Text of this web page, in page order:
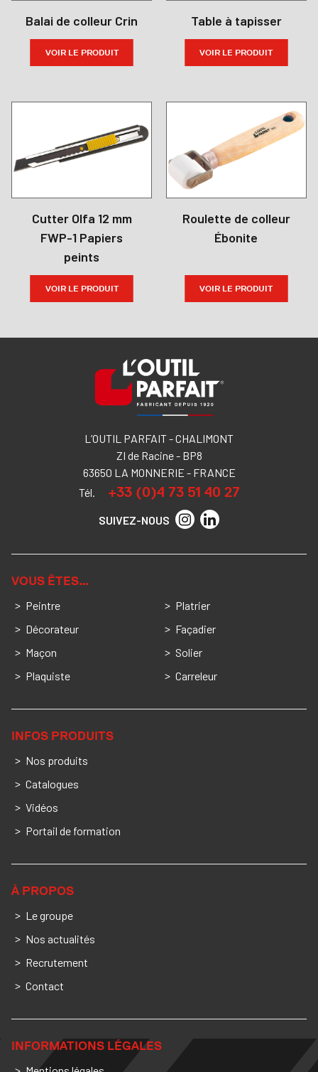
Balai de colleur Crin
VOIR LE PRODUIT
Table à tapisser
VOIR LE PRODUIT
Cutter Olfa 12 mm
FWP-1 Papiers
peints
VOIR LE PRODUIT
Roulette de colleur
Ébonite
VOIR LE PRODUIT
L’OUTIL PARFAIT - CHALIMONT
ZI de Racine - BP8
63650 LA MONNERIE - FRANCE
Tél.
+33 (0)4 73 51 40 27
SUIVEZ-NOUS
VOUS ÊTES…
Peintre
Décorateur
Maçon
Plaquiste
Platrier
Façadier
Solier
Carreleur
INFOS PRODUITS
Nos produits
Catalogues
Vidéos
Portail de formation
À PROPOS
Le groupe
Nos actualités
Recrutement
Contact
INFORMATIONS LÉGALES